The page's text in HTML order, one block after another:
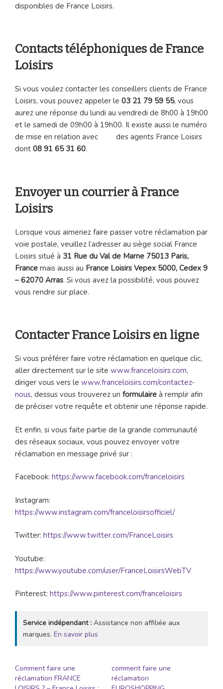
disponibles de France Loisirs.
Contacts téléphoniques de France
Loisirs
Si vous voulez contacter les conseillers clients de France
Loisirs, vous pouvez appeler le 03 21 79 59 55, vous
aurez une réponse du lundi au vendredi de 8h00 à 19h00
et le samedi de 09h00 à 19h00. Il existe aussi le numéro
de mise en relation avec des agents France Loisirs
dont 08 91 65 31 60.
Envoyer un courrier à France
Loisirs
Lorsque vous aimeriez faire passer votre réclamation par
voie postale, veuillez l’adresser au siège social France
Loisirs situé à 31 Rue du Val de Marne 75013 Paris,
France mais aussi au France Loisirs Vepex 5000, Cedex 9
– 62070 Arras. Si vous avez la possibilité, vous pouvez
vous rendre sur place.
Contacter France Loisirs en ligne
Si vous préférer faire votre réclamation en quelque clic,
aller directement sur le site www.franceloisirs.com,
diriger vous vers le www.franceloisirs.com/contactez-
nous, dessus vous trouverez un formulaire à remplir afin
de préciser votre requête et obtenir une réponse rapide.
Et enfin, si vous faite partie de la grande communauté
des réseaux sociaux, vous pouvez envoyer votre
réclamation en message privé sur :
Facebook: https://www.facebook.com/franceloisirs
Instagram:
https://www.instagram.com/franceloisirsofficiel/
Twitter: https://www.twitter.com/FranceLoisirs
Youtube:
https://www.youtube.com/user/FranceLoisirsWebTV
Pinterest: https://www.pinterest.com/franceloisirs
Service indépendant : Assistance non affiliée aux
marques. En savoir plus
Comment faire une
réclamation FRANCE
comment faire une
réclamation